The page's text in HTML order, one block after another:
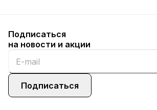
Подписаться
на новости и акции
Подписаться